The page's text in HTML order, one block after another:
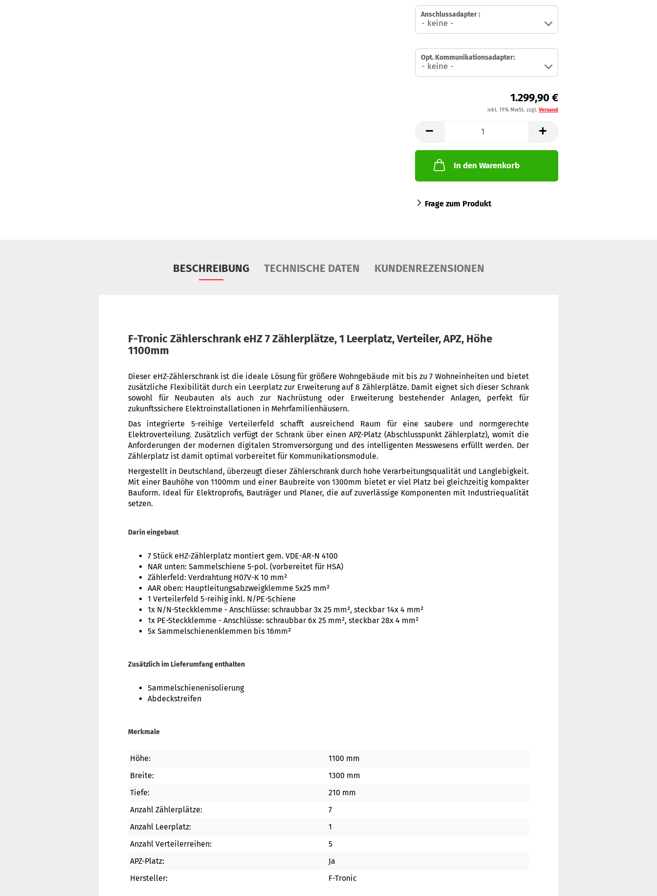
Anschlussadapter :
Opt. Kommunikationsadapter:
1.299,90 €
inkl. 19% MwSt. zzgl. Versand
In den Warenkorb
Frage zum Produkt
BESCHREIBUNG TECHNISCHE DATEN KUNDENREZENSIONEN
F-​Tronic Zählerschrank eHZ 7 Zählerplätze, 1 Leerplatz, Verteiler, APZ, Höhe
1100mm
Dieser eHZ-Zählerschrank ist die ideale Lösung für größere Wohngebäude mit bis zu 7 Wohneinheiten und bietet
zusätzliche Flexibilität durch ein Leerplatz zur Erweiterung auf 8 Zählerplätze. Damit eignet sich dieser Schrank
sowohl für Neubauten als auch zur Nachrüstung oder Erweiterung bestehender Anlagen, perfekt für
zukunftssichere Elektroinstallationen in Mehrfamilienhäusern.
Das integrierte 5-reihige Verteilerfeld schafft ausreichend Raum für eine saubere und normgerechte
Elektroverteilung. Zusätzlich verfügt der Schrank über einen APZ-Platz (Abschlusspunkt Zählerplatz), womit die
Anforderungen der modernen digitalen Stromversorgung und des intelligenten Messwesens erfüllt werden. Der
Zählerplatz ist damit optimal vorbereitet für Kommunikationsmodule.
Hergestellt in Deutschland, überzeugt dieser Zählerschrank durch hohe Verarbeitungsqualität und Langlebigkeit.
Mit einer Bauhöhe von 1100mm und einer Baubreite von 1300mm bietet er viel Platz bei gleichzeitig kompakter
Bauform. Ideal für Elektroprofis, Bauträger und Planer, die auf zuverlässige Komponenten mit Industriequalität
setzen.
Darin eingebaut
7 Stück eHZ-Zählerplatz montiert gem. VDE-AR-N 4100
NAR unten: Sammelschiene 5-pol. (vorbereitet für HSA)
Zählerfeld: Verdrahtung H07V-K 10 mm²
AAR oben: Hauptleitungsabzweigklemme 5x25 mm²
1 Verteilerfeld 5-reihig inkl. N/PE-Schiene
1x N/N-Steckklemme - Anschlüsse: schraubbar 3x 25 mm², steckbar 14x 4 mm²
1x PE-Steckklemme - Anschlüsse: schraubbar 6x 25 mm², steckbar 28x 4 mm²
5x Sammelschienenklemmen bis 16mm²
Zusätzlich im Lieferumfang enthalten
Sammelschienenisolierung
Abdeckstreifen
Merkmale
Höhe:
1100 mm
Breite:
1300 mm
Tiefe:
210 mm
Anzahl Zählerplätze:
7
Anzahl Leerplatz:
1
Anzahl Verteilerreihen:
5
APZ-Platz:
Ja
Hersteller:
F-Tronic